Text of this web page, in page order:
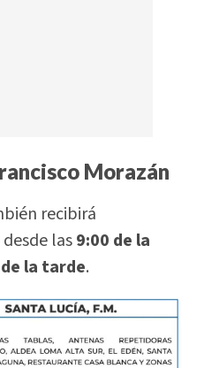
Morazán
recibirá
las9:00 de la
la tarde.